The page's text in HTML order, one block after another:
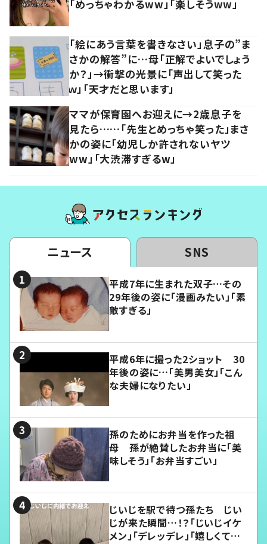
「めっちゃわかるww」「楽しそうww」
「絵にあう言葉を書きなさい」息子の”ま
さかの解答”に…母「正解でよいでしょう
か？」→衝撃の光景に「声出して笑った
ｗ」「天才だと思います」
ママが保育園へお迎えに→2歳息子を
見たら……「先生とめっちゃ笑った」まさ
かの姿に「幼児しか許されないヤツ
ww」「大渋滞すぎるw」
ニュース SNS
平成7年に生まれた双子…その
29年後の姿に「漫画みたい」「素
敵すぎる」
平成6年に撮った2ショット 30
年後の姿に…「美男美女」「こん
な夫婦になりたい」
孫のためにお弁当を作った祖
母 孫が絶賛したお弁当に「美
味しそう」「お弁当すごい」
じいじを駅で待つ孫たち じい
じが来た瞬間…！？「じいじイケ
メン」「デレッデレ」「嬉しくて可